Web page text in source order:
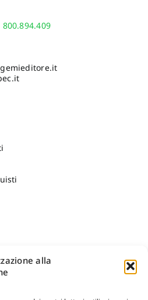
alla
800.894.409